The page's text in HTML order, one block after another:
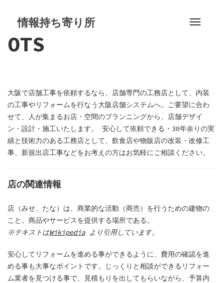
T
n
a
v
i
g
a
情報持ち寄り所
OTS
大阪で店舗工事を依頼するなら、店舗専門の工務店として、内装
の工事やリフォームを行なう大阪店舗システムへ。ご要望に合わ
せて、人が集まるお店・空間のプランニングから、店舗デザイ
ン・設計・施工いたします。 安心して依頼できる・30年余りの実
績と技術力のある工務店として、飲食店や物販店の改装・改修工
事、新規出店工事などをお考えの方はお気軽にご相談ください。
店の関連情報
店（みせ、たな）は、商業的な活動（商売）を行うための建物の
こと。商品やサービスを提供する場所である。
※テキストはWikipediaより引用しています。
安心してリフォームを進める事ができるように、費用の確認を進
める事も大事なポイントです。じっくりと相談ができるリフォー
ム業者を見つける事で、見積もりを出してもらいながら、予算内